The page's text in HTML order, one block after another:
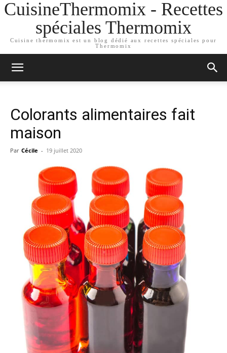
CuisineThermomix - Recettes
spéciales Thermomix
Cuisine thermomix est un blog dédié aux recettes spéciales pour
Thermomix
Colorants alimentaires fait
maison
Par Cécile - 19 juillet 2020